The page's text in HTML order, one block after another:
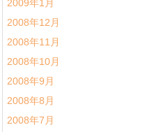
2009年1月
2008年12月
2008年11月
2008年10月
2008年9月
2008年8月
2008年7月